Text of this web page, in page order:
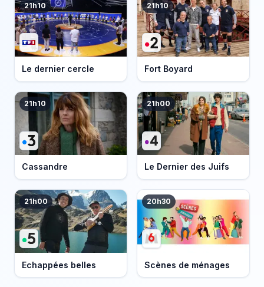
21h10
Le dernier cercle
21h10
Fort Boyard
21h10
Cassandre
21h00
Le Dernier des Juifs
21h00
Echappées belles
20h30
Scènes de ménages